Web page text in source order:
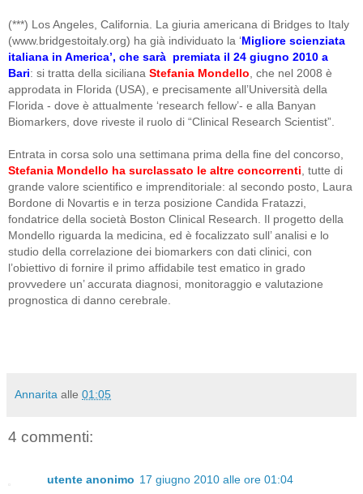
(***) Los Angeles, California. La giuria americana di Bridges to Italy
(www.bridgestoitaly.org) ha già individuato la ‘Migliore scienziata
italiana in America’, che sarà premiata il 24 giugno 2010 a
Bari: si tratta della siciliana Stefania Mondello, che nel 2008 è
approdata in Florida (USA), e precisamente all’Università della
Florida - dove è attualmente ‘research fellow’- e alla Banyan
Biomarkers, dove riveste il ruolo di “Clinical Research Scientist”.
Entrata in corsa solo una settimana prima della fine del concorso,
Stefania Mondello ha surclassato le altre concorrenti, tutte di
grande valore scientifico e imprenditoriale: al secondo posto, Laura
Bordone di Novartis e in terza posizione Candida Fratazzi,
fondatrice della società Boston Clinical Research. Il progetto della
Mondello riguarda la medicina, ed è focalizzato sull’ analisi e lo
studio della correlazione dei biomarkers con dati clinici, con
l’obiettivo di fornire il primo affidabile test ematico in grado
provvedere un’ accurata diagnosi, monitoraggio e valutazione
prognostica di danno cerebrale.
Annarita alle 01:05
4 commenti:
utente anonimo 17 giugno 2010 alle ore 01:04